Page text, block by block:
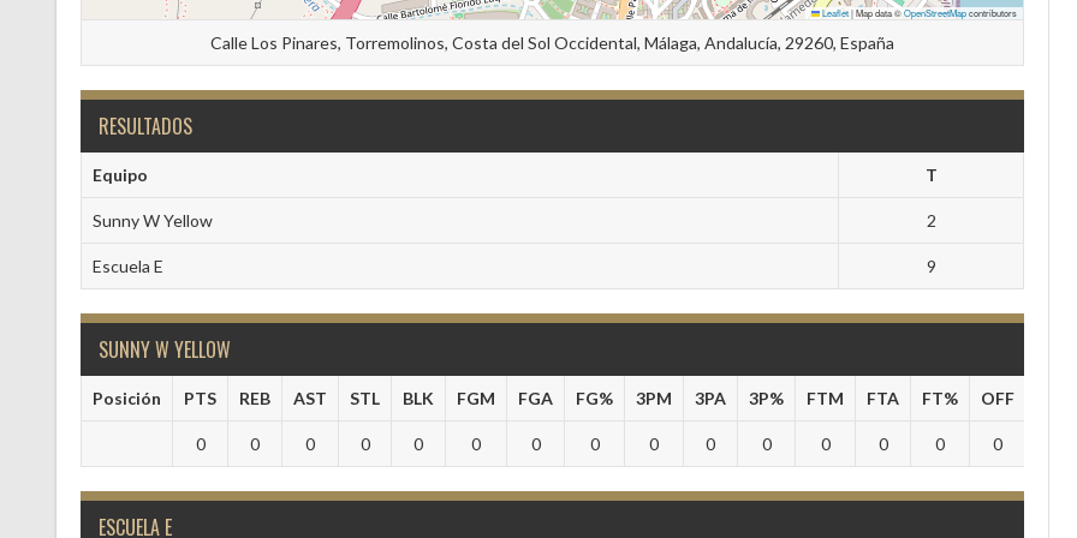
Leaflet|Map data ©OpenStreetMapcontributors
Calle Los Pinares, Torremolinos, Costa del Sol Occidental, Málaga, Andalucía, 29260, España
RESULTADOS
Equipo T
Sunny W Yellow 2
Escuela E 9
SUNNY W YELLOW
Posición PTS REB AST STL BLK FGM FGA FG% 3PM 3PA 3P% FTM FTA FT% OFF
0 0 0 0 0 0 0 0 0 0 0 0 0 0 0
ESCUELA E